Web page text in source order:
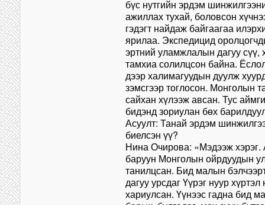
бүс нутгийн эрдэм
ажиллах тухай, боловсон
гэдэгт найдаж байгаагаа
ярилаа. Экспедицид
эртний уламжлалын дагуу сүү,
тамхиа солилцсон байна.
дээр халимагуудын дуулж
зэмсгээр тоглосон. Монголын
сайхан хүлээж авсан. Тус
бидэнд зориулан бөх
Асуулт: Танай эрдэм
биелсэн үү?
Нина Очирова: «Мэдээж
баруун Монголын ойрдуудын
танилцсан. Бид малын
дагуу урсдаг Үүрэг нуур
хариулсан. Үүнээс гадна бид